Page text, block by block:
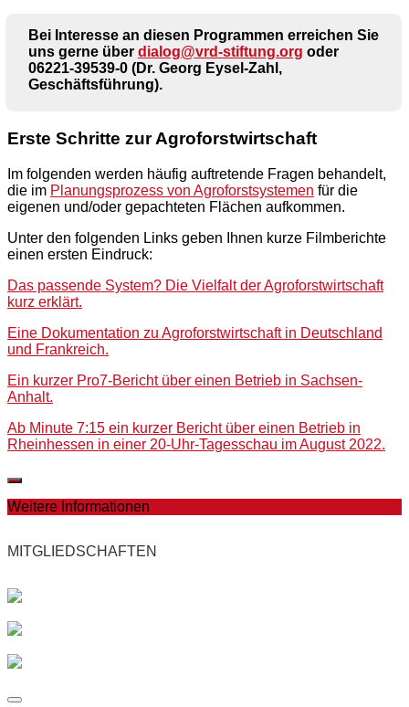
Bei Interesse an diesen Programmen erreichen Sie
uns gerne über dialog@vrd-stiftung.org oder
06221-39539-0 (Dr. Georg Eysel-Zahl,
Geschäftsführung).
Erste Schritte zur Agroforstwirtschaft
Im folgenden werden häufig auftretende Fragen behandelt,
die im Planungsprozess von Agroforstsystemen für die
eigenen und/oder gepachteten Flächen aufkommen.
Unter den folgenden Links geben Ihnen kurze Filmberichte
einen ersten Eindruck:
Das passende System? Die Vielfalt der Agroforstwirtschaft
kurz erklärt.
Eine Dokumentation zu Agroforstwirtschaft in Deutschland
und Frankreich.
Ein kurzer Pro7-Bericht über einen Betrieb in Sachsen-
Anhalt.
Ab Minute 7:15 ein kurzer Bericht über einen Betrieb in
Rheinhessen in einer 20-Uhr-Tagesschau im August 2022.
Weitere Informationen
MITGLIEDSCHAFTEN